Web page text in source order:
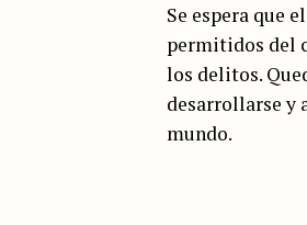
Se espera que
permitidos del
los delitos.
desarrollarse y
mundo.